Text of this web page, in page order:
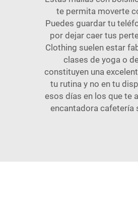
te permita moverte
Puedes guardar tu
por dejar caer tus
Clothing suelen estar
clases de yoga o
constituyen una
tu rutina y no en tu
esos días en los que te
encantadora cafetería